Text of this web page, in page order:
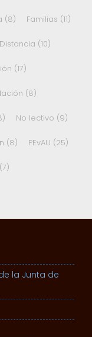
(8) Familias (11)
(10)
(17)
(8)
No lectivo (9)
(8) PEvAU (25)
(7)
la Junta de